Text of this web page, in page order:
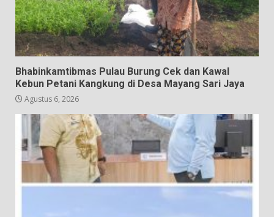
Bhabinkamtibmas Pulau Burung Cek dan Kawal
Kebun Petani Kangkung di Desa Mayang Sari Jaya
Agustus 6, 2026